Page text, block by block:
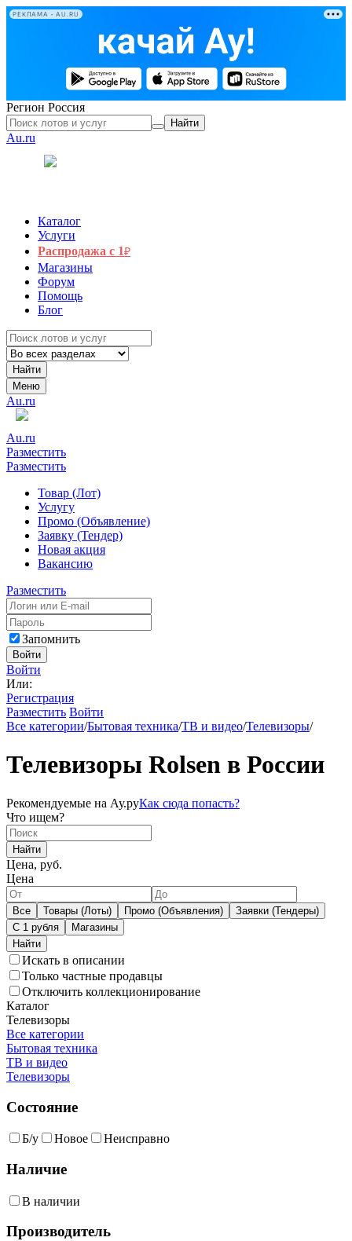
РЕКЛАМА • AU.RU
Регион Россия
Найти
Au.ru
Каталог
Услуги
Распродажа с 1₽
Магазины
Форум
Помощь
Блог
Найти
Меню
Au.ru
Au.ru
Разместить
Разместить
Товар (Лот)
Услугу
Промо (Объявление)
Заявку (Тендер)
Новая акция
Вакансию
Разместить
Запомнить
Войти
Войти
Или:
Регистрация
Разместить Войти
Все категории/Бытовая техника/ТВ и видео/Телевизоры/
Телевизоры Rolsen в России
Рекомендуемые на Ау.руКак сюда попасть?
Что ищем?
Найти
Цена, руб.
Цена
Все Товары (Лоты) Промо (Объявления)
Заявки (Тендеры)
С 1 рубля
Магазины
Искать в описании
Только частные продавцы
Отключить коллекционирование
Каталог
Телевизоры
Все категории
Бытовая техника
ТВ и видео
Телевизоры
Состояние
Б/у Новое Неисправно
Наличие
В наличии
Производитель